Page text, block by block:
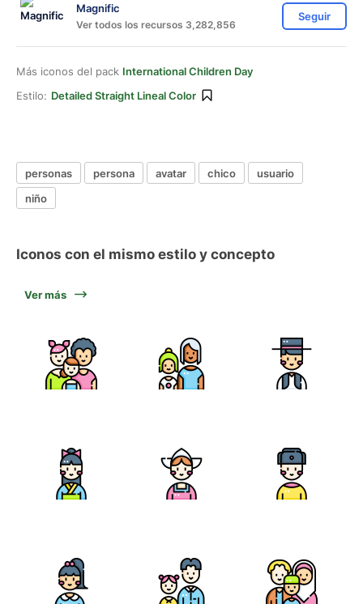
Magnific
Ver todos los recursos 3,282,856
Seguir
Más iconos del pack International Children Day
Estilo: Detailed Straight Lineal Color
personas persona avatar chico
usuario
niño
Iconos con el mismo estilo y concepto
Ver más